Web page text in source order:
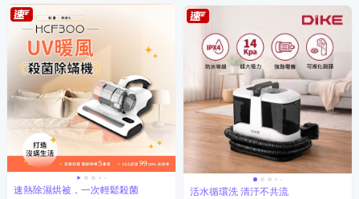
速熱除濕烘被，一次輕鬆殺菌 活水循環洗 清汙不共流